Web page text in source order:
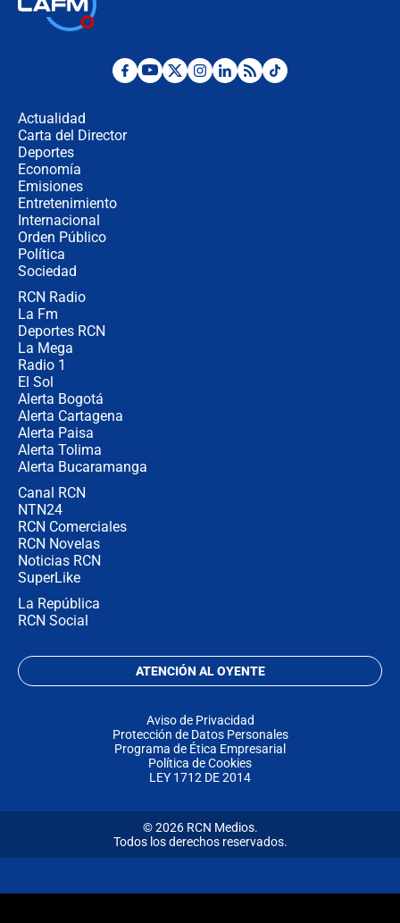
Posesión de Abelardo De La Espriella
Actualidad
Carta del Director
Deportes
Economía
Emisiones
Entretenimiento
Internacional
Orden Público
Política
Sociedad
RCN Radio
La Fm
Deportes RCN
La Mega
Radio 1
El Sol
Alerta Bogotá
Alerta Cartagena
Alerta Paisa
Alerta Tolima
Alerta Bucaramanga
Canal RCN
NTN24
RCN Comerciales
RCN Novelas
Noticias RCN
SuperLike
La República
RCN Social
ATENCIÓN AL OYENTE
Aviso de Privacidad
Protección de Datos Personales
Programa de Ética Empresarial
Política de Cookies
LEY 1712 DE 2014
© 2026 RCN Medios.
Todos los derechos reservados.